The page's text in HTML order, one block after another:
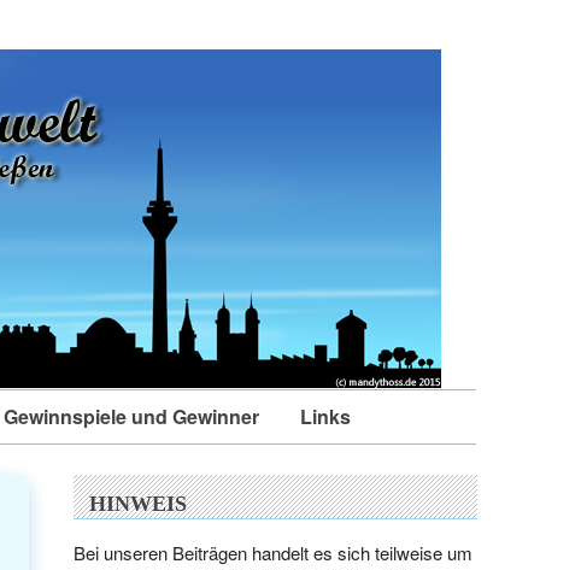
Gewinnspiele und Gewinner Links
HINWEIS
Bei unseren Beiträgen handelt es sich teilweise um